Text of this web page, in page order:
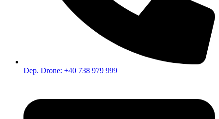
Dep. Drone: +40 738 979 999